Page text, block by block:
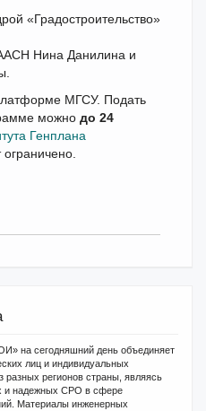
«Градостроительство»
Нина Данилина и
МГСУ. Подать
можно до 24
Генплана
на сегодняшний день объединяет
лиц и индивидуальных
разных регионов страны, являясь
и надежных СРО в сфере
Материалы инженерных